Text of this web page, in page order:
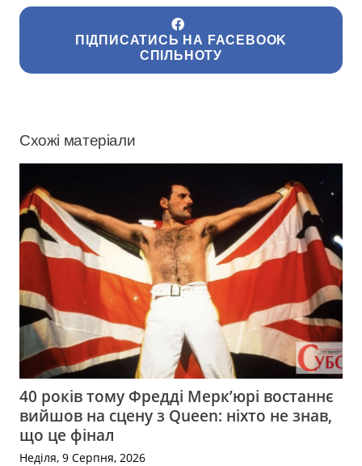
ПІДПИСАТИСЬ НА FACEBOOK
СПІЛЬНОТУ
Схожі матеріали
40 років тому Фредді Мерк’юрі востаннє
вийшов на сцену з Queen: ніхто не знав,
що це фінал
Неділя, 9 Серпня, 2026